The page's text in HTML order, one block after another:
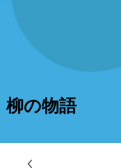
柳の物語